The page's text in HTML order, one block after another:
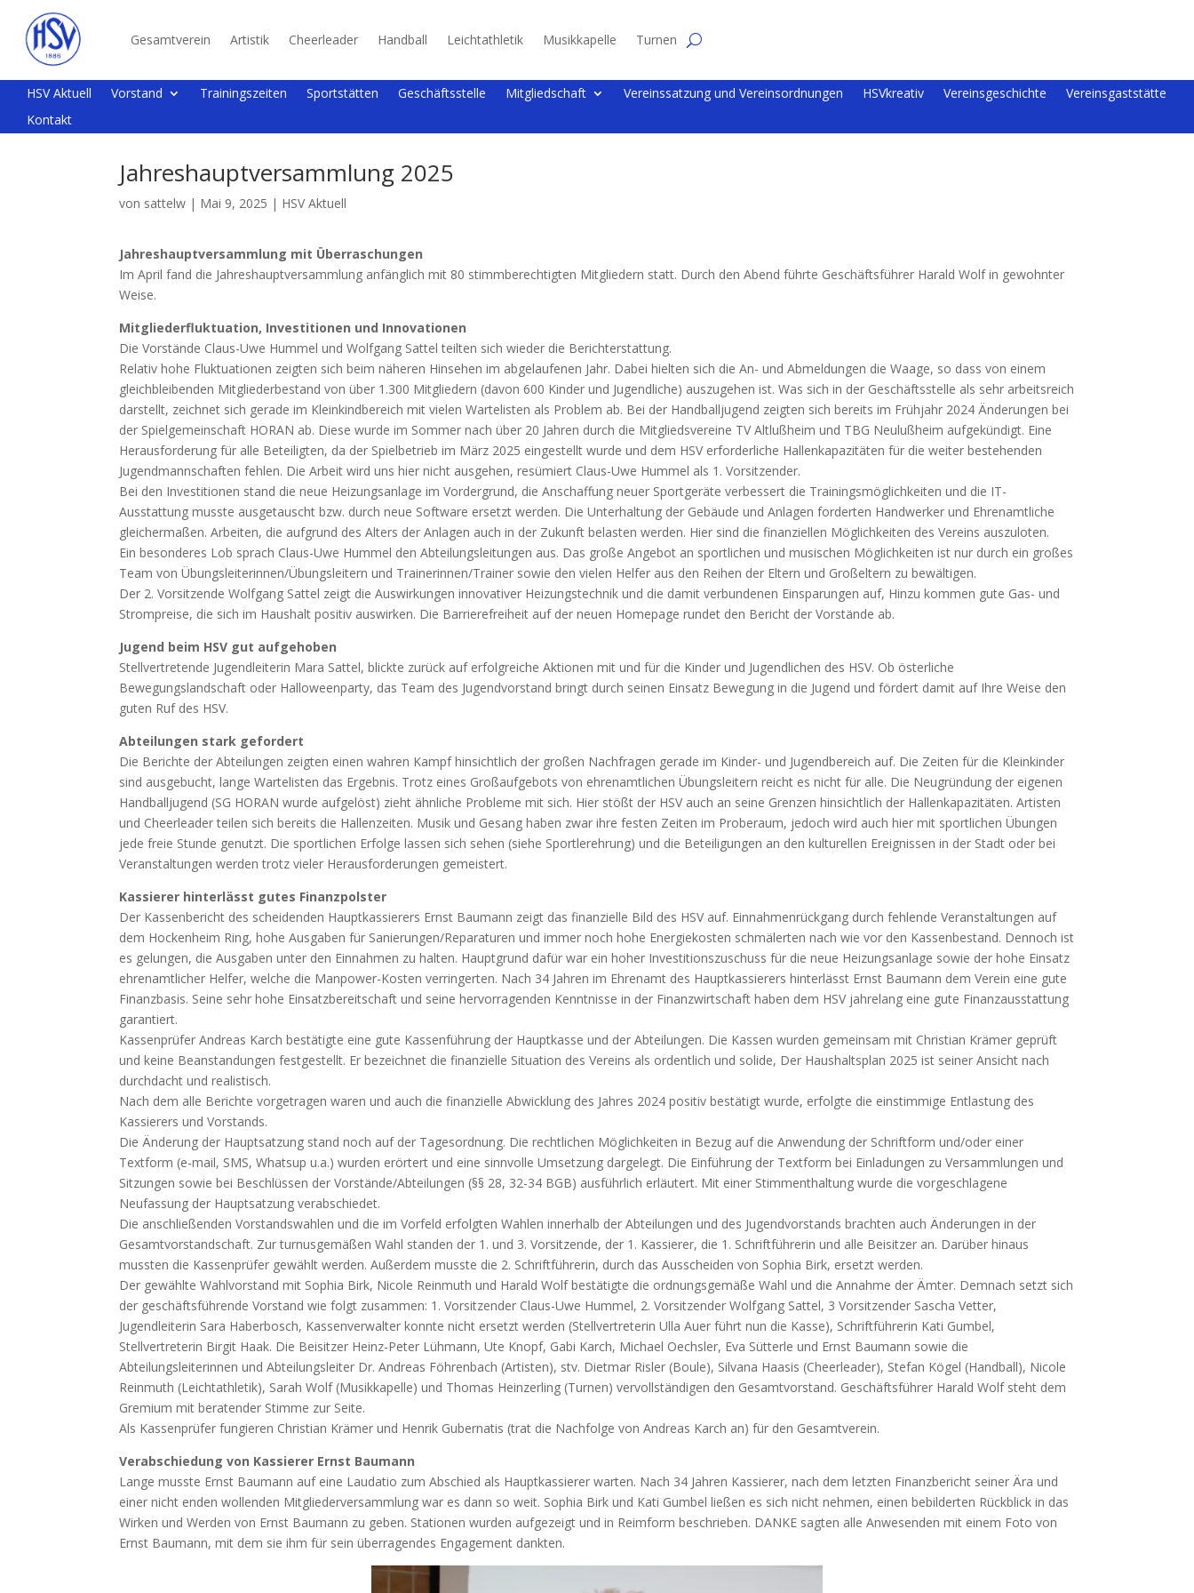
Gesamtverein Artistik Cheerleader Handball Leichtathletik Musikkapelle Turnen
HSV Aktuell Vorstand Trainingszeiten Sportstätten Geschäftsstelle Mitgliedschaft Vereinssatzung und Vereinsordnungen HSVkreativ Vereinsgeschichte
Vereinsgaststätte
Kontakt
Jahreshauptversammlung 2025
von sattelw | Mai 9, 2025 | HSV Aktuell
Jahreshauptversammlung mit Überraschungen
Im April fand die Jahreshauptversammlung anfänglich mit 80 stimmberechtigten Mitgliedern statt. Durch den Abend führte Geschäftsführer Harald Wolf in gewohnter
Weise.
Mitgliederfluktuation, Investitionen und Innovationen
Die Vorstände Claus-Uwe Hummel und Wolfgang Sattel teilten sich wieder die Berichterstattung.
Relativ hohe Fluktuationen zeigten sich beim näheren Hinsehen im abgelaufenen Jahr. Dabei hielten sich die An- und Abmeldungen die Waage, so dass von einem
gleichbleibenden Mitgliederbestand von über 1.300 Mitgliedern (davon 600 Kinder und Jugendliche) auszugehen ist. Was sich in der Geschäftsstelle als sehr arbeitsreich
darstellt, zeichnet sich gerade im Kleinkindbereich mit vielen Wartelisten als Problem ab. Bei der Handballjugend zeigten sich bereits im Frühjahr 2024 Änderungen bei
der Spielgemeinschaft HORAN ab. Diese wurde im Sommer nach über 20 Jahren durch die Mitgliedsvereine TV Altlußheim und TBG Neulußheim aufgekündigt. Eine
Herausforderung für alle Beteiligten, da der Spielbetrieb im März 2025 eingestellt wurde und dem HSV erforderliche Hallenkapazitäten für die weiter bestehenden
Jugendmannschaften fehlen. Die Arbeit wird uns hier nicht ausgehen, resümiert Claus-Uwe Hummel als 1. Vorsitzender.
Bei den Investitionen stand die neue Heizungsanlage im Vordergrund, die Anschaffung neuer Sportgeräte verbessert die Trainingsmöglichkeiten und die IT-
Ausstattung musste ausgetauscht bzw. durch neue Software ersetzt werden. Die Unterhaltung der Gebäude und Anlagen forderten Handwerker und Ehrenamtliche
gleichermaßen. Arbeiten, die aufgrund des Alters der Anlagen auch in der Zukunft belasten werden. Hier sind die finanziellen Möglichkeiten des Vereins auszuloten.
Ein besonderes Lob sprach Claus-Uwe Hummel den Abteilungsleitungen aus. Das große Angebot an sportlichen und musischen Möglichkeiten ist nur durch ein großes
Team von Übungsleiterinnen/Übungsleitern und Trainerinnen/Trainer sowie den vielen Helfer aus den Reihen der Eltern und Großeltern zu bewältigen.
Der 2. Vorsitzende Wolfgang Sattel zeigt die Auswirkungen innovativer Heizungstechnik und die damit verbundenen Einsparungen auf, Hinzu kommen gute Gas- und
Strompreise, die sich im Haushalt positiv auswirken. Die Barrierefreiheit auf der neuen Homepage rundet den Bericht der Vorstände ab.
Jugend beim HSV gut aufgehoben
Stellvertretende Jugendleiterin Mara Sattel, blickte zurück auf erfolgreiche Aktionen mit und für die Kinder und Jugendlichen des HSV. Ob österliche
Bewegungslandschaft oder Halloweenparty, das Team des Jugendvorstand bringt durch seinen Einsatz Bewegung in die Jugend und fördert damit auf Ihre Weise den
guten Ruf des HSV.
Abteilungen stark gefordert
Die Berichte der Abteilungen zeigten einen wahren Kampf hinsichtlich der großen Nachfragen gerade im Kinder- und Jugendbereich auf. Die Zeiten für die Kleinkinder
sind ausgebucht, lange Wartelisten das Ergebnis. Trotz eines Großaufgebots von ehrenamtlichen Übungsleitern reicht es nicht für alle. Die Neugründung der eigenen
Handballjugend (SG HORAN wurde aufgelöst) zieht ähnliche Probleme mit sich. Hier stößt der HSV auch an seine Grenzen hinsichtlich der Hallenkapazitäten. Artisten
und Cheerleader teilen sich bereits die Hallenzeiten. Musik und Gesang haben zwar ihre festen Zeiten im Proberaum, jedoch wird auch hier mit sportlichen Übungen
jede freie Stunde genutzt. Die sportlichen Erfolge lassen sich sehen (siehe Sportlerehrung) und die Beteiligungen an den kulturellen Ereignissen in der Stadt oder bei
Veranstaltungen werden trotz vieler Herausforderungen gemeistert.
Kassierer hinterlässt gutes Finanzpolster
Der Kassenbericht des scheidenden Hauptkassierers Ernst Baumann zeigt das finanzielle Bild des HSV auf. Einnahmenrückgang durch fehlende Veranstaltungen auf
dem Hockenheim Ring, hohe Ausgaben für Sanierungen/Reparaturen und immer noch hohe Energiekosten schmälerten nach wie vor den Kassenbestand. Dennoch ist
es gelungen, die Ausgaben unter den Einnahmen zu halten. Hauptgrund dafür war ein hoher Investitionszuschuss für die neue Heizungsanlage sowie der hohe Einsatz
ehrenamtlicher Helfer, welche die Manpower-Kosten verringerten. Nach 34 Jahren im Ehrenamt des Hauptkassierers hinterlässt Ernst Baumann dem Verein eine gute
Finanzbasis. Seine sehr hohe Einsatzbereitschaft und seine hervorragenden Kenntnisse in der Finanzwirtschaft haben dem HSV jahrelang eine gute Finanzausstattung
garantiert.
Kassenprüfer Andreas Karch bestätigte eine gute Kassenführung der Hauptkasse und der Abteilungen. Die Kassen wurden gemeinsam mit Christian Krämer geprüft
und keine Beanstandungen festgestellt. Er bezeichnet die finanzielle Situation des Vereins als ordentlich und solide, Der Haushaltsplan 2025 ist seiner Ansicht nach
durchdacht und realistisch.
Nach dem alle Berichte vorgetragen waren und auch die finanzielle Abwicklung des Jahres 2024 positiv bestätigt wurde, erfolgte die einstimmige Entlastung des
Kassierers und Vorstands.
Die Änderung der Hauptsatzung stand noch auf der Tagesordnung. Die rechtlichen Möglichkeiten in Bezug auf die Anwendung der Schriftform und/oder einer
Textform (e-mail, SMS, Whatsup u.a.) wurden erörtert und eine sinnvolle Umsetzung dargelegt. Die Einführung der Textform bei Einladungen zu Versammlungen und
Sitzungen sowie bei Beschlüssen der Vorstände/Abteilungen (§§ 28, 32-34 BGB) ausführlich erläutert. Mit einer Stimmenthaltung wurde die vorgeschlagene
Neufassung der Hauptsatzung verabschiedet.
Die anschließenden Vorstandswahlen und die im Vorfeld erfolgten Wahlen innerhalb der Abteilungen und des Jugendvorstands brachten auch Änderungen in der
Gesamtvorstandschaft. Zur turnusgemäßen Wahl standen der 1. und 3. Vorsitzende, der 1. Kassierer, die 1. Schriftführerin und alle Beisitzer an. Darüber hinaus
mussten die Kassenprüfer gewählt werden. Außerdem musste die 2. Schriftführerin, durch das Ausscheiden von Sophia Birk, ersetzt werden.
Der gewählte Wahlvorstand mit Sophia Birk, Nicole Reinmuth und Harald Wolf bestätigte die ordnungsgemäße Wahl und die Annahme der Ämter. Demnach setzt sich
der geschäftsführende Vorstand wie folgt zusammen: 1. Vorsitzender Claus-Uwe Hummel, 2. Vorsitzender Wolfgang Sattel, 3 Vorsitzender Sascha Vetter,
Jugendleiterin Sara Haberbosch, Kassenverwalter konnte nicht ersetzt werden (Stellvertreterin Ulla Auer führt nun die Kasse), Schriftführerin Kati Gumbel,
Stellvertreterin Birgit Haak. Die Beisitzer Heinz-Peter Lühmann, Ute Knopf, Gabi Karch, Michael Oechsler, Eva Sütterle und Ernst Baumann sowie die
Abteilungsleiterinnen und Abteilungsleiter Dr. Andreas Föhrenbach (Artisten), stv. Dietmar Risler (Boule), Silvana Haasis (Cheerleader), Stefan Kögel (Handball), Nicole
Reinmuth (Leichtathletik), Sarah Wolf (Musikkapelle) und Thomas Heinzerling (Turnen) vervollständigen den Gesamtvorstand. Geschäftsführer Harald Wolf steht dem
Gremium mit beratender Stimme zur Seite.
Als Kassenprüfer fungieren Christian Krämer und Henrik Gubernatis (trat die Nachfolge von Andreas Karch an) für den Gesamtverein.
Verabschiedung von Kassierer Ernst Baumann
Lange musste Ernst Baumann auf eine Laudatio zum Abschied als Hauptkassierer warten. Nach 34 Jahren Kassierer, nach dem letzten Finanzbericht seiner Ära und
einer nicht enden wollenden Mitgliederversammlung war es dann so weit. Sophia Birk und Kati Gumbel ließen es sich nicht nehmen, einen bebilderten Rückblick in das
Wirken und Werden von Ernst Baumann zu geben. Stationen wurden aufgezeigt und in Reimform beschrieben. DANKE sagten alle Anwesenden mit einem Foto von
Ernst Baumann, mit dem sie ihm für sein überragendes Engagement dankten.